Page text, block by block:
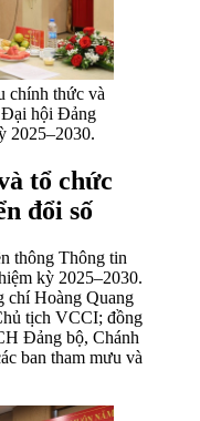
chính thức và
Đại hội Đảng
2025–2030.
tổ chức
đổi số
thông Thông tin
kỳ 2025–2030.
chí Hoàng Quang
tịch VCCI; đồng
Đảng bộ, Chánh
ban tham mưu và